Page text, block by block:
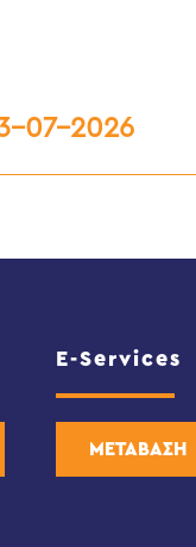
07-2026
E-Services
ΜΕΤΑΒΑΣΗ